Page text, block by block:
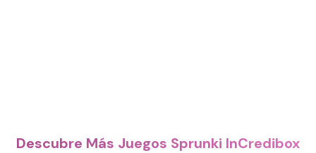
Descubre Más Juegos Sprunki InCredibox